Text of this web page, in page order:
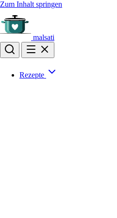
Zum Inhalt springen
malsati
Rezepte